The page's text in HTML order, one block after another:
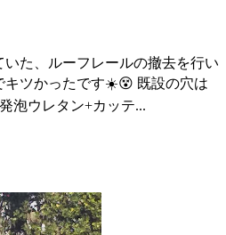
いた、ルーフレールの撤去を行い
キツかったです☀️😵 既設の穴は
泡ウレタン+カッテ...